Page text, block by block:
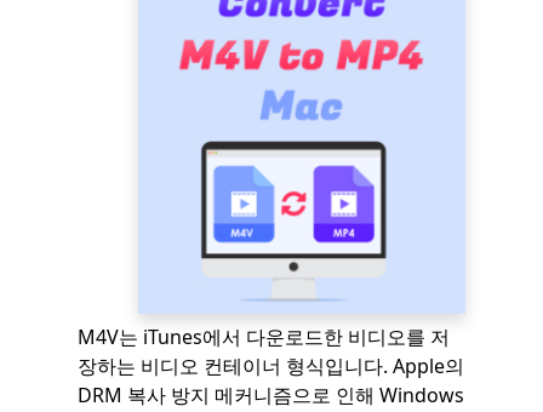
M4V는 iTunes에서 다운로드한 비디오를 저
장하는 비디오 컨테이너 형식입니다. Apple의
DRM 복사 방지 메커니즘으로 인해 Windows